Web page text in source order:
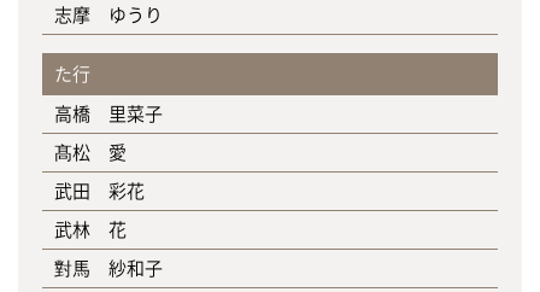
志摩 ゆうり
た行
高橋 里菜子
髙松 愛
武田 彩花
武林 花
對馬 紗和子